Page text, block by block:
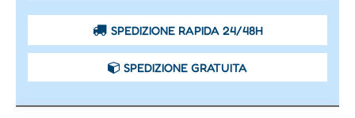
SPEDIZIONE RAPIDA 24/48H
SPEDIZIONE GRATUITA